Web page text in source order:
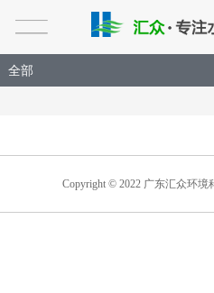
全部
Copyright © 2022 广东汇众环